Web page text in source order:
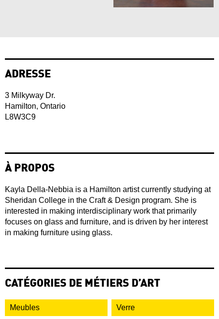
ADRESSE
3 Milkyway Dr.
Hamilton, Ontario
L8W3C9
À PROPOS
Kayla Della-Nebbia is a Hamilton artist currently studying at
Sheridan College in the Craft & Design program. She is
interested in making interdisciplinary work that primarily
focuses on glass and furniture, and is driven by her interest
in making furniture using glass.
CATÉGORIES DE MÉTIERS D’ART
Meubles Verre